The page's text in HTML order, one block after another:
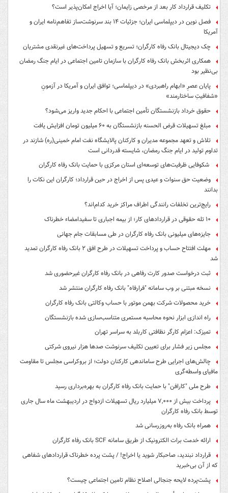
تکلیف قرارداد کار بعد از مرخصی زایمان؛ آیا اخراج امکان‌پذیر است؟
فصل نوین در دیپلماسی ایران؛ جزئیات ۱۴ بند سرنوشت‌ساز تفاهم‌نامه ایران و
آمریکا
چک دیجیتال بانک رفاه کارگران؛ تسریع و تسهیل پرداخت‌های غیرنقدی مشتریان
همکاری اثربخش بانک رفاه کارگران با سازمان تامین اجتماعی در ایام جنگ رمضان
بی‌نظیر بود
پایان عصرِ «ابهام راهبردی» در دیپلماسی؛ توافق ایران و آمریکا در آزمونِ
«شفافیتِ ساختارمند»
حقوق خرداد بازنشستگان تأمین اجتماعی با احکام جدید واریز می‌شود؟
مبلغ تسهیلات قرض الحسنه بازنشستگان به ۶۰ میلیون تومان افزایش یافت
تلاش و تعهد مجموعه مدیران و کارکنان پالایشگاه نفت امام خمینی(ره) شازند در
تداوم تولید در ایام جنگ رمضان، شایسته قدردانی است
شکوفایی ظرفیت‌های توسعه‌ای استان مرکزی با حمایت بانک رفاه کارگران
وضعیت حق سنوات و عیدی پس از اخراج در حین قرارداد؛ کارگران این نکات را
بدانند
رایج‌ترین تخلفات رانندگی اطراف مراکز خرید کدام‌اند؟
۱۰ تله حقوقی در قراردادهای کار؛ از بیمه اجباری تا سفیدامضاء خطرناک
جایزه‌های میلیونی بانک رفاه کارگران در طی مسابقات جام جهانی
مهلت افتتاح حساب و پرداخت تسهیلات در طرح افق ۲ بانک رفاه کارگران تمدید
شد
ثبت درخواست صدور کارت رفاهی در بانک رفاه کارگران غیرحضوری شد
نسخه مبتنی بر وب سامانه "فرارفاه" بانک رفاه کارگران منتشر شد
خرید محصولات شرکت بهمن موتور با حساب وکالتی بانک رفاه کارگران
راه اندازی ابزار نحوه محاسبه مستمری متناسب‌سازی شده بازنشستگان
تمیزک: اعزام کارگر نظافتی کاربلد به سراسر تهران
مجلس زیر فشار برای تعیین تکلیف سرنوشت صدها هزار نیروی شرکتی
چالش‌های اجرایی طرح ساماندهی کارکنان دولت؛ از بروکراسی مجلس تا مقاومت
مافیای واسطه‌گری
طرح ملی "کارافن" با حمایت بانک رفاه کارگران به بهره‌برداری رسید
پرداخت بیش از ۷,۰۰۰ میلیارد ریال تسهیلات ازدواج در اردیبهشت ماه سال جاری
توسط بانک رفاه کارگران
همراه بانک رفاه به‌روزرسانی شد
ارائه خدمت برات الکترونیک از طریق سامانه SCF بانک رفاه کارگران
قرارداد نبندید، صاحبکار شوید یا اخراج! / پشت پرده خطرناک قراردادهای شفاهی
که از آن بی‌خبرید
پشت‌پرده لایحه جنجالی اصلاح نظام تامین اجتماعی چیست؟